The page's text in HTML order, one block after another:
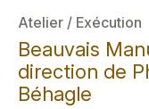
Atelier / Exécution
Beauvais
direction de
Béhagle